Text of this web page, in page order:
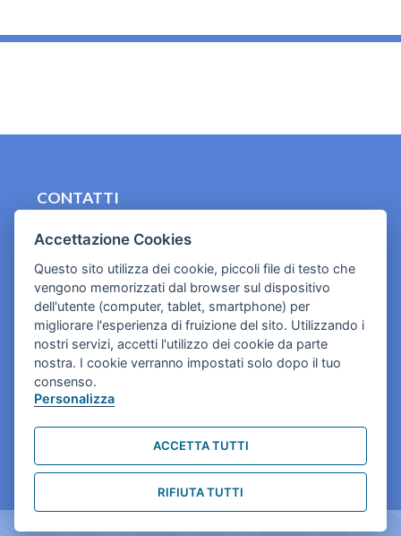
CONTATTI
Cookies e informativa privacy
Accettazione Cookies
Questo sito utilizza dei cookie, piccoli file di testo che
vengono memorizzati dal browser sul dispositivo
dell'utente (computer, tablet, smartphone) per
migliorare l'esperienza di fruizione del sito. Utilizzando i
nostri servizi, accetti l'utilizzo dei cookie da parte
nostra. I cookie verranno impostati solo dopo il tuo
consenso.
Personalizza
ACCETTA TUTTI
RIFIUTA TUTTI